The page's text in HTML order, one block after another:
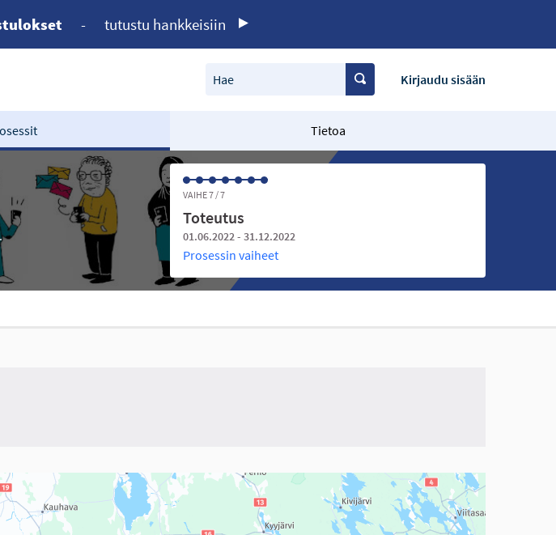
- tutustu hankkeisiin
Hae Kirjaudu sisään
Tietoa
VAIHE 7 / 7
Toteutus
01.06.2022 - 31.12.2022
Prosessin vaiheet
voi käyttää ruudunlukijalla, mutta se voi olla vaikeaselkoinen.